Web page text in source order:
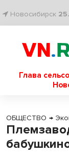
Новосибирск
Глава
ОБЩЕСТВО →